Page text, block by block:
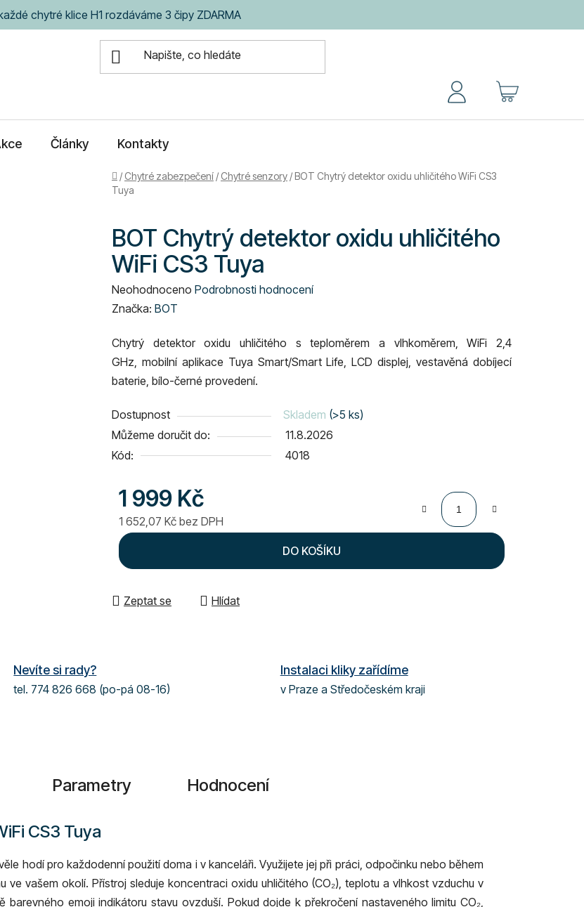
chytré klice H1 rozdáváme 3 čipy ZDARMA
NÁKUPNÍ
Články Kontakty
Domů
/ Chytré zabezpečení / Chytré senzory /BOT Chytrý detektor oxidu uhličitého WiFi CS3
Tuya
BOT Chytrý detektor oxidu uhličitého
WiFi CS3 Tuya
Průměrné
hodnocení
je
0,0
z
hvězdiček.
Neohodnoceno Podrobnosti hodnocení
Značka: BOT
Chytrý detektor oxidu uhličitého s teploměrem a vlhkoměrem, WiFi 2,4
GHz, mobilní aplikace Tuya Smart/Smart Life, LCD displej, vestavěná dobíjecí
baterie, bílo-černé provedení.
Dostupnost Skladem (>5 ks)
Můžeme doručit do:
11.8.2026
Kód:
4018
1 999 Kč
1 652,07 Kč bez DPH
Měrná cena:
DO KOŠÍKU
Zeptat se Hlídat
Nevíte si rady?
tel. 774 826 668 (po-pá 08-16)
Instalaci kliky zařídíme
v Praze a Středočeském kraji
Parametry Hodnocení
CS3 Tuya
hodí pro každodenní použití doma i v kanceláři. Využijete jej při práci, odpočinku nebo během
vašem okolí. Přístroj sleduje koncentraci oxidu uhličitého (CO₂), teplotu a vlhkost vzduchu v
emoji indikátoru stavu ovzduší. Pokud dojde k překročení nastaveného limitu CO₂,